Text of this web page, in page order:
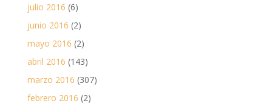
julio 2016 (6)
junio 2016 (2)
mayo 2016 (2)
abril 2016 (143)
marzo 2016 (307)
febrero 2016 (2)